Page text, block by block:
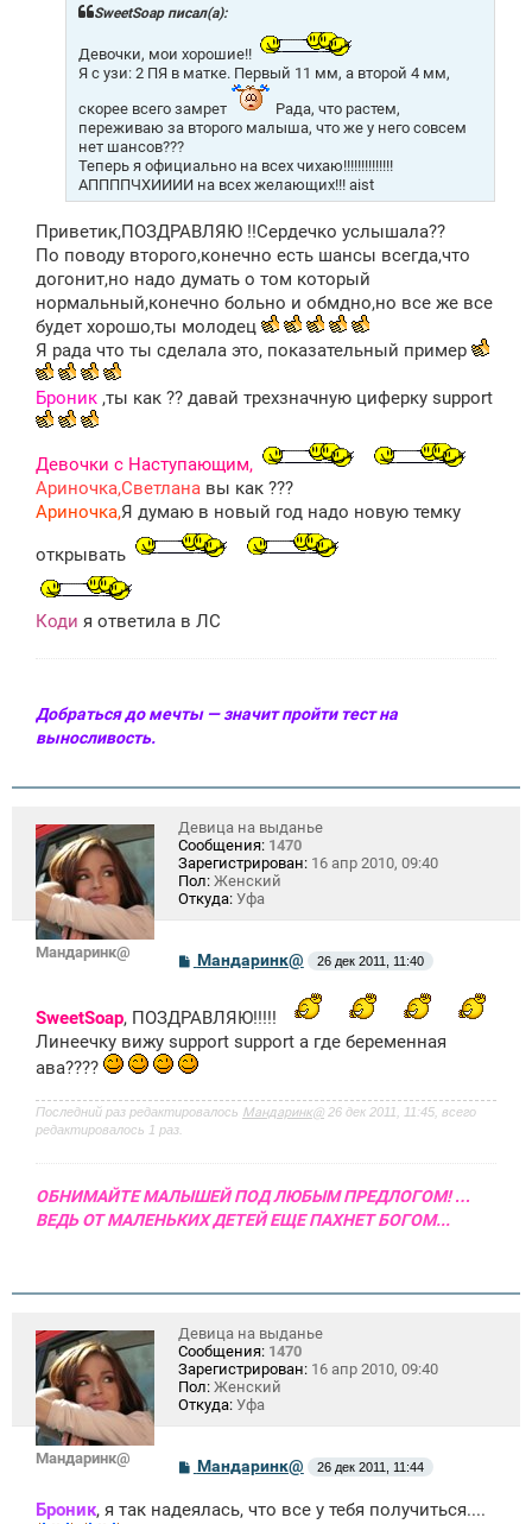
SweetSoap писал(а):
Девочки, мои хорошие!!
Я с узи: 2 ПЯ в матке. Первый 11 мм, а второй 4 мм,
скорее всего замрет
Рада, что растем,
переживаю за второго малыша, что же у него совсем
нет шансов???
Теперь я официально на всех чихаю!!!!!!!!!!!!!!
АППППЧХИИИИ на всех желающих!!! aist
Приветик,ПОЗДРАВЛЯЮ !!Сердечко услышала??
По поводу второго,конечно есть шансы всегда,что
догонит,но надо думать о том который
нормальный,конечно больно и обмдно,но все же все
будет хорошо,ты молодец
Я рада что ты сделала это, показательный пример
Броник ,ты как ?? давай трехзначную циферку support
Девочки с Наступающим,
Ариночка,Светлана вы как ???
Ариночка,Я думаю в новый год надо новую темку
открывать
Коди я ответила в ЛС
Добраться до мечты — значит пройти тест на
выносливость.
Мандаринк@
Девица на выданье
Сообщения: 1470
Зарегистрирован: 16 апр 2010, 09:40
Пол: Женский
Откуда: Уфа
С
б
щ
е
н
и
Мандаринк@ 26 дек 2011, 11:40
SweetSoap, ПОЗДРАВЛЯЮ!!!!!
Линеечку вижу support support а где беременная
ава????
Последний раз редактировалось Мандаринк@ 26 дек 2011, 11:45, всего
редактировалось 1 раз.
ОБНИМАЙТЕ МАЛЫШЕЙ ПОД ЛЮБЫМ ПРЕДЛОГОМ! …
ВЕДЬ ОТ МАЛЕНЬКИХ ДЕТЕЙ ЕЩЕ ПАХНЕТ БОГОМ...
Мандаринк@
Девица на выданье
Сообщения: 1470
Зарегистрирован: 16 апр 2010, 09:40
Пол: Женский
Откуда: Уфа
С
о
б
Мандаринк@ 26 дек 2011, 11:44
Броник, я так надеялась, что все у тебя получиться....